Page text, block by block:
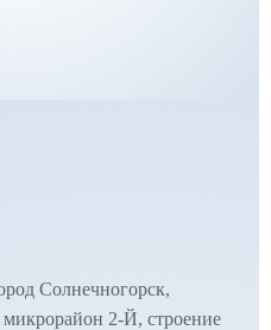
Солнечногорск,
2-Й, строение